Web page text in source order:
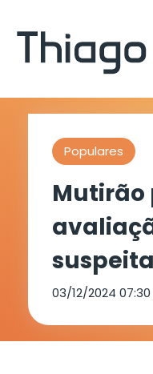
Populares
Mutirão
de pele
do HU-
03/12/2024 07:30